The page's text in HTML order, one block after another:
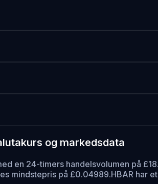
og markedsdata
en 24-timers handelsvolumen på
mindstepris på £0.04989.HBAR har